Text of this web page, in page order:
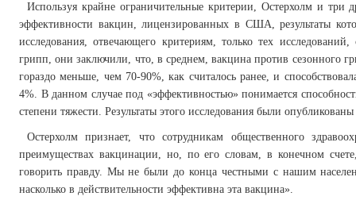
Используя крайне ограничительные критерии, Остерхолм и три
эффективности вакцин, лицензированных в США, результаты
исследования, отвечающего критериям, только тех
грипп, они заключили, что, в среднем, вакцина против сезонного
гораздо меньше, чем 70-90%, как считалось ранее, и
4%. В данном случае под «эффективностью» понимается
степени тяжести. Результаты этого исследования были
Остерхолм признает, что сотрудникам общественного
преимуществах вакцинации, но, по его словам, в конечном
говорить правду. Мы не были до конца честными с нашим
насколько в действительности эффективна эта вакцина».